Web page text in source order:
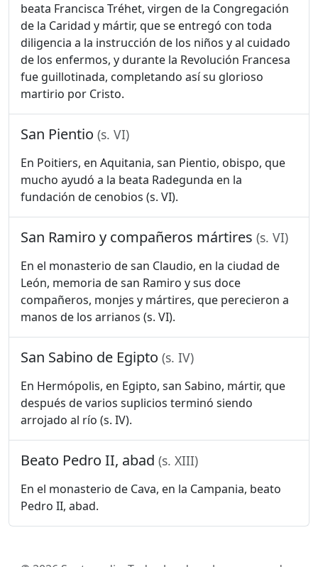
beata Francisca Tréhet, virgen de la Congregación
de la Caridad y mártir, que se entregó con toda
diligencia a la instrucción de los niños y al cuidado
de los enfermos, y durante la Revolución Francesa
fue guillotinada, completando así su glorioso
martirio por Cristo.
San Pientio (s. VI)
En Poitiers, en Aquitania, san Pientio, obispo, que
mucho ayudó a la beata Radegunda en la
fundación de cenobios (s. VI).
San Ramiro y compañeros mártires (s. VI)
En el monasterio de san Claudio, en la ciudad de
León, memoria de san Ramiro y sus doce
compañeros, monjes y mártires, que perecieron a
manos de los arrianos (s. VI).
San Sabino de Egipto (s. IV)
En Hermópolis, en Egipto, san Sabino, mártir, que
después de varios suplicios terminó siendo
arrojado al río (s. IV).
Beato Pedro II, abad (s. XIII)
En el monasterio de Cava, en la Campania, beato
Pedro II, abad.